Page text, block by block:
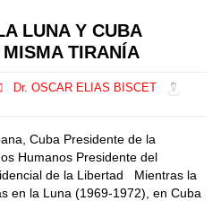
LUNA Y CUBA
TIRANÍA
Dr. OSCAR ELIAS BISCET
Cuba Presidente de la
Humanos Presidente del
de la Libertad Mientras la
en la Luna (1969-1972), en Cuba